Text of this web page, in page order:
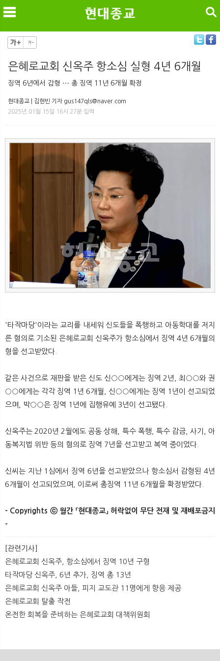
메
검색
은혜로교회 신옥주 항소심 실형 4년 6개월
징역 6년에서 감형 ⋯ 총 징역 11년 6개월 확정
현대종교 | 김현빈 기자 gus147qls@naver.com
2025년 01월 15일 16시 27분 입력
'타작마당'이라는 교리를 내세워 신도들을 폭행하고 아동학대를 저지
른 혐의로 기소된 은혜로교회 신옥주가 항소심에서 징역 4년 6개월의
형을 선고받았다.
같은 사건으로 재판을 받은 신도 신○○에게는 징역 2년, 최○○와 권
○○에게는 각각 징역 1년 6개월, 신○○에게는 징역 1년이 선고되었
으며, 박○○은 징역 1년에 집행유예 3년이 선고됐다.
신옥주는 2020년 2월에도 공동 상해, 특수 폭행, 특수 감금, 사기, 아
동복지법 위반 등의 혐의로 징역 7년을 선고받고 복역 중이었다.
신씨는 지난 1심에서 징역 6년을 선고받았으나 항소심서 감형된 4년
6개월이 선고되었으며, 이로써 총징역 11년 6개월을 확정받았다.
- Copyrights ⓒ 월간 「현대종교」 허락없이 무단 전재 및 재배포금지
-​
[관련기사]
은혜로교회 신옥주, 항소심에서 징역 10년 구형
타작마당 신옥주, 6년 추가, 징역 총 13년
은혜로교회 신옥주 아들, 피지 교도관 11명에게 향응 제공
은혜로교회 탈출 작전
온전한 회복을 준비하는 은혜로교회 대책위원회